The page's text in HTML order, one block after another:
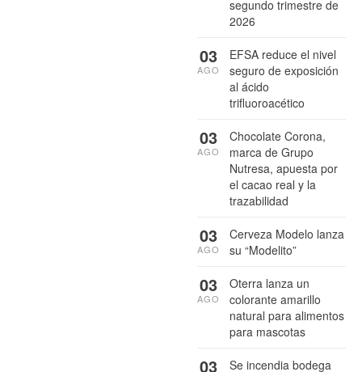
segundo trimestre de
2026
EFSA reduce el nivel
seguro de exposición
al ácido
trifluoroacético
03
AGO
Chocolate Corona,
marca de Grupo
Nutresa, apuesta por
el cacao real y la
trazabilidad
03
AGO
Cerveza Modelo lanza
su “Modelito”
03
AGO
Oterra lanza un
colorante amarillo
natural para alimentos
para mascotas
03
AGO
Se incendia bodega
03